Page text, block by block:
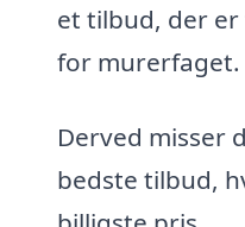
et tilbud, der
for murerfaget.
Derved misser
bedste tilbud,